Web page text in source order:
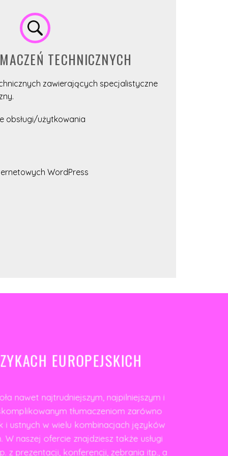
TECHNICZNYCH
zawierających specjalistyczne
obsługi/użytkowania
WordPress
EUROPEJSKICH
nawet najtrudniejszym, najpilniejszym i
tłumaczeniom zarówno
i ustnych w wielu kombinacjach języków
W naszej ofercie znajdziesz także usługi
z prezentacji, konferencji, zebrania itp., a